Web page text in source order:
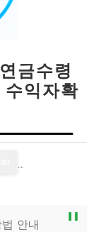
금수령
익자확
안내